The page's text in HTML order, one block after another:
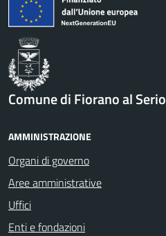
Comune di Fiorano al Serio
AMMINISTRAZIONE
Organi di governo
Aree amministrative
Uffici
Enti e fondazioni